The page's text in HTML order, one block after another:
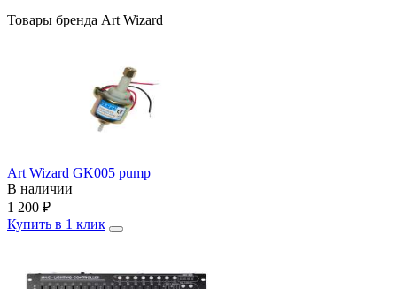
Товары бренда Art Wizard
Art Wizard GK005 pump
В наличии
1 200 ₽
Купить в 1 клик